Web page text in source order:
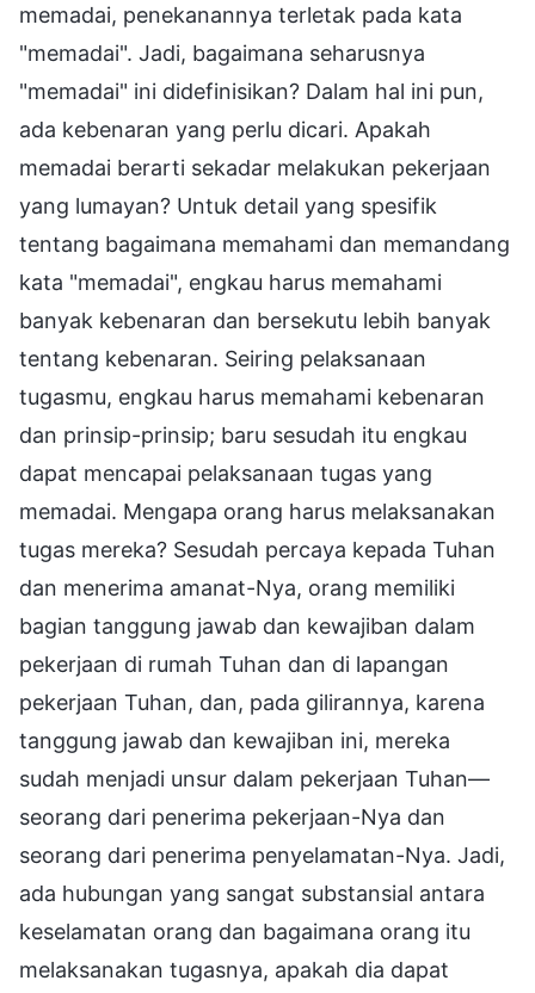
memadai, penekanannya terletak pada kata
"memadai". Jadi, bagaimana seharusnya
"memadai" ini didefinisikan? Dalam hal ini pun,
ada kebenaran yang perlu dicari. Apakah
memadai berarti sekadar melakukan pekerjaan
yang lumayan? Untuk detail yang spesifik
tentang bagaimana memahami dan memandang
kata "memadai", engkau harus memahami
banyak kebenaran dan bersekutu lebih banyak
tentang kebenaran. Seiring pelaksanaan
tugasmu, engkau harus memahami kebenaran
dan prinsip-prinsip; baru sesudah itu engkau
dapat mencapai pelaksanaan tugas yang
memadai. Mengapa orang harus melaksanakan
tugas mereka? Sesudah percaya kepada Tuhan
dan menerima amanat-Nya, orang memiliki
bagian tanggung jawab dan kewajiban dalam
pekerjaan di rumah Tuhan dan di lapangan
pekerjaan Tuhan, dan, pada gilirannya, karena
tanggung jawab dan kewajiban ini, mereka
sudah menjadi unsur dalam pekerjaan Tuhan—
seorang dari penerima pekerjaan-Nya dan
seorang dari penerima penyelamatan-Nya. Jadi,
ada hubungan yang sangat substansial antara
keselamatan orang dan bagaimana orang itu
melaksanakan tugasnya, apakah dia dapat